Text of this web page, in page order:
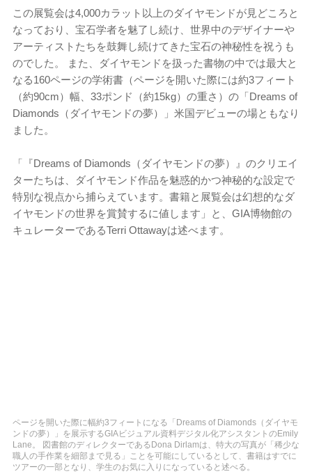
この展覧会は4,000カラット以上のダイヤモンドが見どころと
なっており、宝石学者を魅了し続け、世界中のデザイナーや
アーティストたちを鼓舞し続けてきた宝石の神秘性を祝うも
のでした。 また、ダイヤモンドを扱った書物の中では最大と
なる160ページの学術書（ページを開いた際には約3フィート
（約90cm）幅、33ポンド（約15kg）の重さ）の「Dreams of
Diamonds（ダイヤモンドの夢）」米国デビューの場ともなり
ました。
「『Dreams of Diamonds（ダイヤモンドの夢）』のクリエイ
ターたちは、ダイヤモンド作品を魅惑的かつ神秘的な設定で
特別な視点から捕らえています。書籍と展覧会は幻想的なダ
イヤモンドの世界を賞賛するに値します」と、GIA博物館の
キュレーターであるTerri Ottawayは述べます。
ページを開いた際に幅約3フィートになる「Dreams of Diamonds（ダイヤモ
ンドの夢）」を展示するGIAビジュアル資料デジタル化アシスタントのEmily
Lane。 図書館のディレクターであるDona Dirlamは、特大の写真が「稀少な
職人の手作業を細部まで見る」ことを可能にしているとして、書籍はすでに
ツアーの一部となり、学生のお気に入りになっていると述べる。